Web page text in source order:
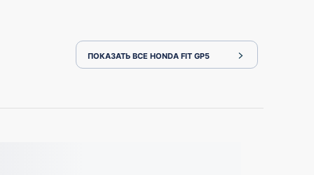
ПОКАЗАТЬ ВСЕ HONDA FIT GP5